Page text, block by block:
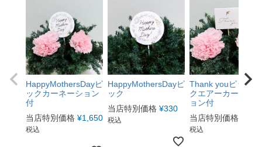
HappyMothersDayピ
ックカーネーション
付
当店特別価格 ¥1,650
税込
HappyMothersDayピ
ック
当店特別価格 ¥330
税込
Thank youピックス
クエアーカーネー
ョン付
当店特別価格
税込